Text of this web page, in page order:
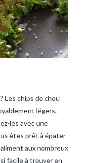
Les chips de chou
légers,
les avec une
êtes prêt à épater
aux nombreux
facile à trouver en